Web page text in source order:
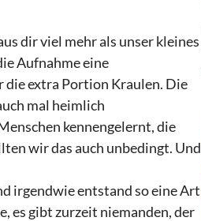
dir viel mehr als unser kleines
Aufnahme eine
die extra Portion Kraulen. Die
mal heimlich
kennengelernt, die
wir das auch unbedingt. Und
irgendwie entstand so eine Art
es gibt zurzeit niemanden, der